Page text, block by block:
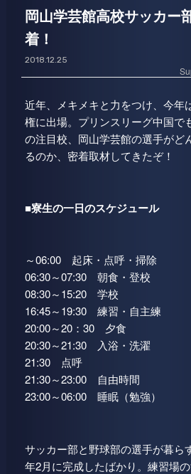
岡山学芸館高校サッカー
着！
2018.12.25
近年、メキメキと力をつけ、今年
権に出場。プリンスリーグ中国で
の注目校、岡山学芸館の選手がど
るのか、密着取材してきたぞ！
■寮生の一日のスケジュール
～06:00 起床・点呼・掃除
06:30～07:30 朝食・登校
08:30～15:20 学校
16:45～19:30 練習・自主練
20:00～20：30 夕食
20:30～21:30 入浴・洗濯
21:30 点呼
21:30～23:00 自由時間
23:00～06:00 睡眠（勉強）
サッカー部と野球部の選手が暮ら
年2月に完成したばかり。練習場